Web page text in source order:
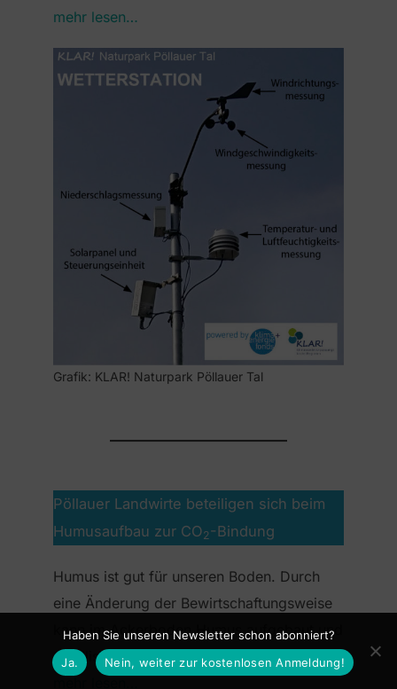
mehr lesen…
Grafik: KLAR! Naturpark Pöllauer Tal
Pöllauer Landwirte beteiligen sich beim
Humusaufbau zur CO2-Bindung
Humus ist gut für unseren Boden. Durch
eine Änderung der Bewirtschaftungsweise
kann im Ackerboden Humus aufgebaut und
stabilisiert werden.
Haben Sie unseren Newsletter schon abonniert?
Ja.
Nein, weiter zur kostenlosen Anmeldung!